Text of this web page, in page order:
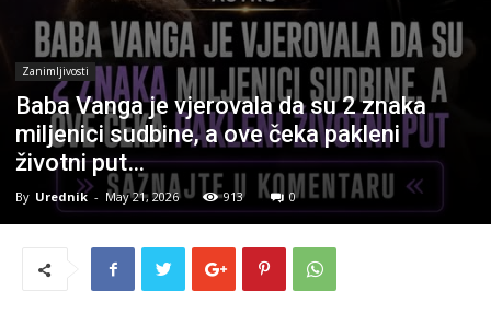
Zanimljivosti
Baba Vanga je vjerovala da su 2 znaka
miljenici sudbine, a ove čeka pakleni
životni put…
By Urednik - May 21, 2026 913 0